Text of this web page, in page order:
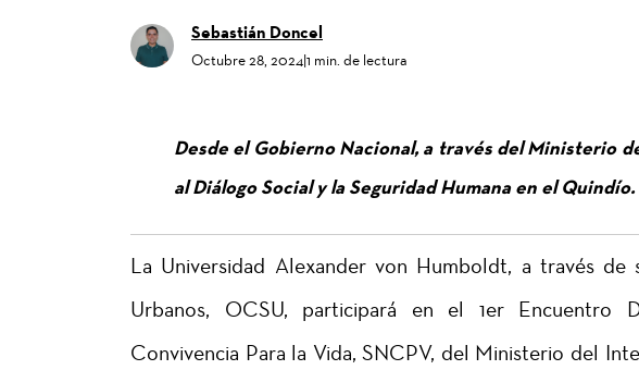
Sebastián Doncel
Octubre 28, 2024|1 min. de lectura
Desde el Gobierno Nacional, a través del Ministerio
al Diálogo Social y la Seguridad Humana en el Quindío.
La Universidad Alexander von Humboldt, a través
Urbanos, OCSU, participará en el 1er Encuentro
Convivencia Para la Vida, SNCPV, del Ministerio del